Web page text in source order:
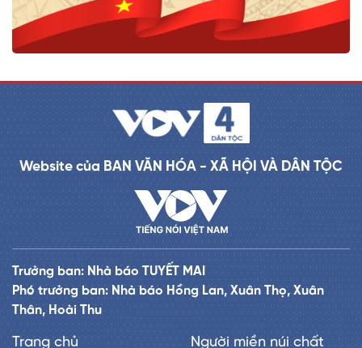
Website của BAN VĂN HÓA - XÃ HỘI VÀ DÂN TỘC
Trưởng ban: Nhà báo TUYẾT MAI
Phó trưởng ban: Nhà báo Hồng Lan, Xuân Thọ, Xuân
Thân, Hoài Thu
Trang chủ Người miền núi chất